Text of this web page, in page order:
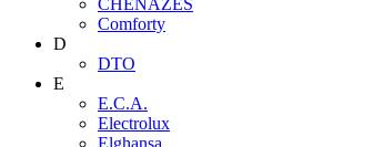
CHENAZES
Comforty
D
DTO
E
E.C.A.
Electrolux